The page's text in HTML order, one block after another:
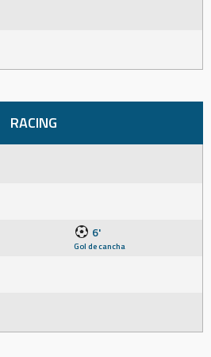
RACING
6'
Gol de cancha